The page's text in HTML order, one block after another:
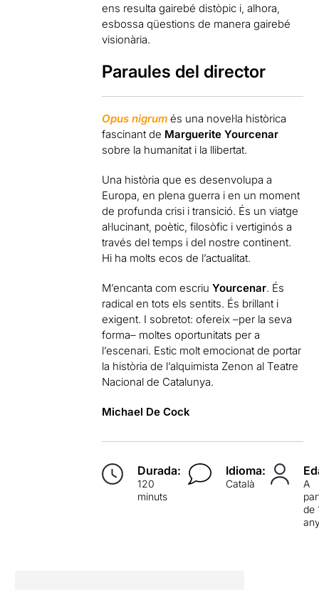
ens resulta gairebé distòpic i, alhora,
esbossa qüestions de manera gairebé
visionària.
Paraules del director
Opus nigrum és una novel·la històrica
fascinant de Marguerite Yourcenar
sobre la humanitat i la llibertat.
Una història que es desenvolupa a
Europa, en plena guerra i en un moment
de profunda crisi i transició. És un viatge
al·lucinant, poètic, filosòfic i vertiginós a
través del temps i del nostre continent.
Hi ha molts ecos de l’actualitat.
M’encanta com escriuYourcenar. És
radical en tots els sentits. És brillant i
exigent. I sobretot: ofereix –per la seva
forma– moltes oportunitats per a
l’escenari. Estic molt emocionat de portar
la història de l’alquimista Zenon al Teatre
Nacional de Catalunya.
Michael De Cock
Durada:
120
minuts
Idioma:
Català
A
de